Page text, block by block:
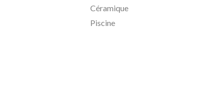
Céramique
Piscine